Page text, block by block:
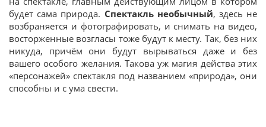
будет сама природа. Спектакль необычный, здесь не
возбраняется и фотографировать, и снимать на видео,
восторженные возгласы тоже будут к месту. Так, без них
никуда, причём они будут вырываться даже и без
вашего особого желания. Такова уж магия действа этих
«персонажей» спектакля под названием «природа», они
способны и с ума свести.